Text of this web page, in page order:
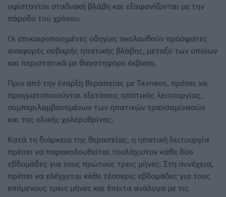
υφίστανται σταδιακή βλάβη και εξαφανίζονται με την
πάροδο του χρόνου.
Οι επικαιροποιημένες οδηγίες ακολουθούν πρόσφατες
αναφορές σοβαρής ηπατικής βλάβης, μεταξύ των οποίων
και περιστατικά με θανατηφόρο έκβαση.
Πριν από την έναρξη θεραπείας με Tavneos, πρέπει να
πραγματοποιούνται εξετάσεις ηπατικής λειτουργίας,
συμπεριλαμβανομένων των ηπατικών τρανσαμινασών
και της ολικής χολερυθρίνης.
Κατά τη διάρκεια της θεραπείας, η ηπατική λειτουργία
πρέπει να παρακολουθείται τουλάχιστον κάθε δύο
εβδομάδες για τους πρώτους τρεις μήνες. Στη συνέχεια,
πρέπει να ελέγχεται κάθε τέσσερις εβδομάδες για τους
επόμενους τρεις μήνες και έπειτα ανάλογα με τις